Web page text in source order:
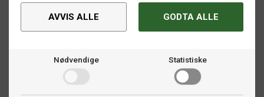
AVVIS ALLE GODTA ALLE
Nødvendige Statistiske